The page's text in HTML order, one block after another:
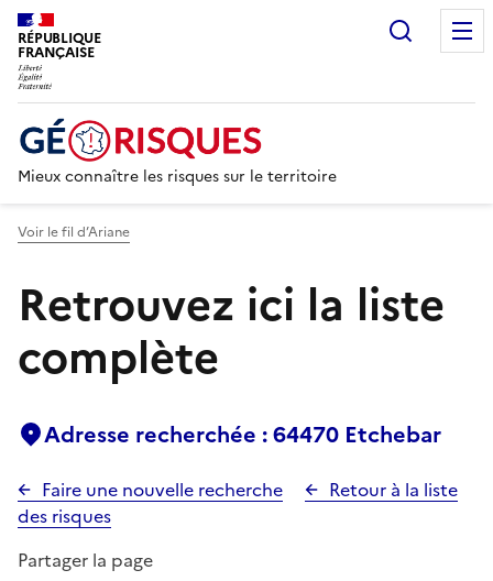
RÉPUBLIQUE
FRANÇAISE
Mieux connaître les risques sur le territoire
Voir le fil d’Ariane
Retrouvez ici la liste
complète
Adresse recherchée : 64470 Etchebar
Faire une nouvelle recherche
Retour à la liste
des risques
Partager la page